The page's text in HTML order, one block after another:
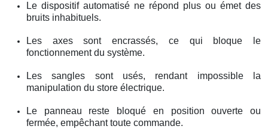
Le dispositif automatisé ne répond plus ou émet des
bruits inhabituels.
Les axes sont encrassés, ce qui bloque le
fonctionnement du système.
Les sangles sont usés, rendant impossible la
manipulation du store électrique.
Le panneau reste bloqué en position ouverte ou
fermée, empêchant toute commande.